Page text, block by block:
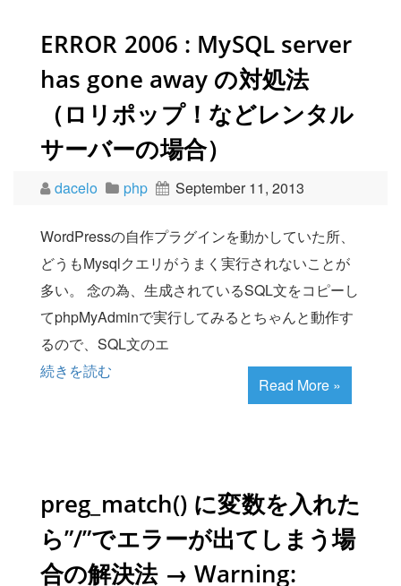
ERROR 2006 : MySQL server
has gone away の対処法
（ロリポップ！などレンタル
サーバーの場合）
dacelo php September 11, 2013
WordPressの自作プラグインを動かしていた所、
どうもMysqlクエリがうまく実行されないことが
多い。 念の為、生成されているSQL文をコピーし
てphpMyAdminで実行してみるとちゃんと動作す
るので、SQL文のエ
Read More »
続きを読む
preg_match() に変数を入れた
ら”/”でエラーが出てしまう場
合の解決法 → Warning: